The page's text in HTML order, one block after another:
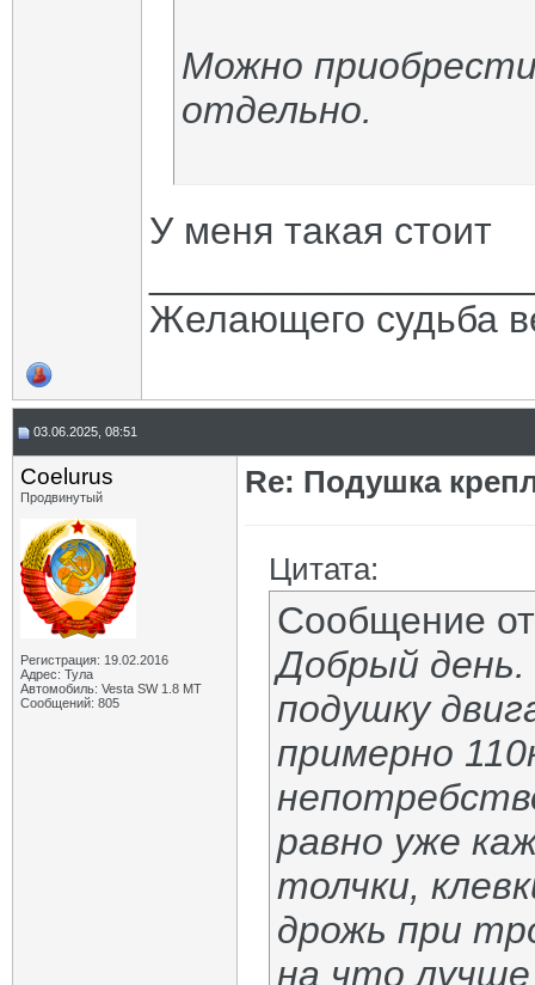
Можно
отдельно.
У меня такая стоит
Желающего судьба
03.06.2025, 08:51
Coelurus
Продвинутый
Регистрация: 19.02.2016
Адрес: Тула
Автомобиль: Vesta SW 1.8 MT
Сообщений: 805
Re: Подушка
Цитата:
Сообщение
Добрый
подушку
примерно
равно уже
толчки,
дрожь при
на что